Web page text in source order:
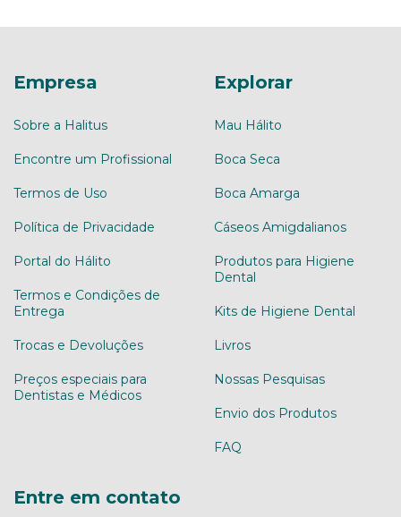
Empresa
Sobre a Halitus
Encontre um Profissional
Termos de Uso
Política de Privacidade
Portal do Hálito
Termos e Condições de
Entrega
Trocas e Devoluções
Preços especiais para
Dentistas e Médicos
Explorar
Mau Hálito
Boca Seca
Boca Amarga
Cáseos Amigdalianos
Produtos para Higiene
Dental
Kits de Higiene Dental
Livros
Nossas Pesquisas
Envio dos Produtos
FAQ
Entre em contato